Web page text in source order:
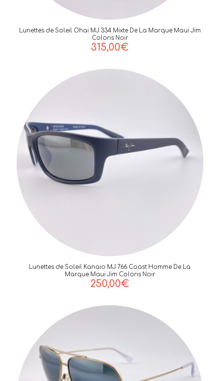
Lunettes de Soleil Ohai MJ 334 Mixte De La Marque Maui Jim
Coloris Noir
315,00€
Lunettes de Soleil Kanaio MJ 766 Coast Homme De La
Marque Maui Jim Coloris Noir
250,00€